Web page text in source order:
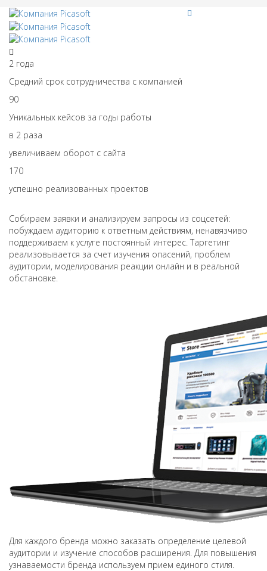
2 года
Средний срок сотрудничества с компанией
90
Уникальных кейсов за годы работы
в 2 раза
увеличиваем оборот с сайта
170
успешно реализованных проектов
Собираем заявки и анализируем запросы из соцсетей:
побуждаем аудиторию к ответным действиям, ненавязчиво
поддерживаем к услуге постоянный интерес. Таргетинг
реализовывается за счет изучения опасений, проблем
аудитории, моделирования реакции онлайн и в реальной
обстановке.
Для каждого бренда можно заказать определение целевой
аудитории и изучение способов расширения. Для повышения
узнаваемости бренда используем прием единого стиля.